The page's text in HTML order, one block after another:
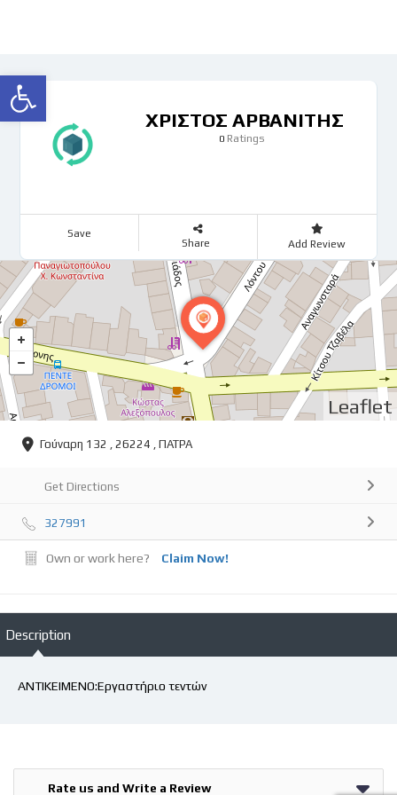
Ανοίξτε τη γραμμή εργαλείων
ΧΡΙΣΤΟΣ ΑΡΒΑΝΙΤΗΣ
0Ratings
Save
Share Add Review
Leaflet
Γούναρη 132 , 26224 , ΠΑΤΡΑ
Get Directions
327991
Own or work here? Claim Now!
Description
ΑΝΤΙΚΕΙΜΕΝΟ:Εργαστήριο τεντών
Rate us and Write a Review